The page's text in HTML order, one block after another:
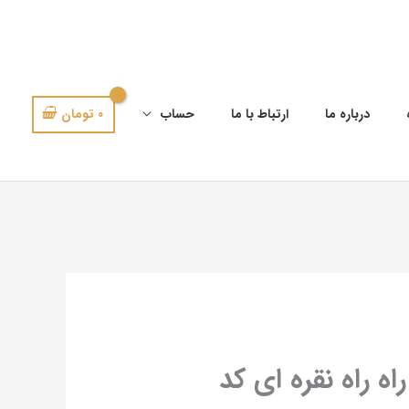
درباره ما ارتباط با ما حساب 0 تومان
راه نقره ای کد